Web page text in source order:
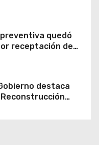
de coordinación
de cables en
quedó
receptación de
en $1.600
destaca
la inversión